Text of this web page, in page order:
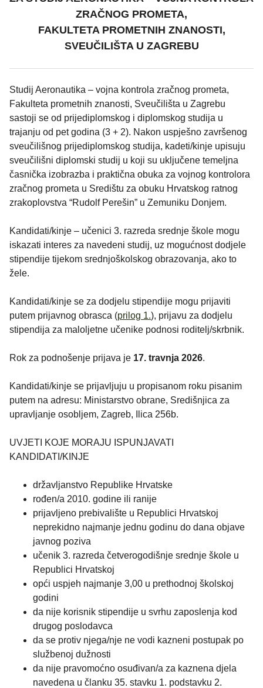
ZRAČNOG PROMETA,
FAKULTETA PROMETNIH ZNANOSTI,
SVEUČILIŠTA U ZAGREBU
Studij Aeronautika – vojna kontrola zračnog prometa,
Fakulteta prometnih znanosti, Sveučilišta u Zagrebu
sastoji se od prijediplomskog i diplomskog studija u
trajanju od pet godina (3 + 2). Nakon uspješno završenog
sveučilišnog prijediplomskog studija, kadeti/kinje upisuju
sveučilišni diplomski studij u koji su uključene temeljna
časnička izobrazba i praktična obuka za vojnog kontrolora
zračnog prometa u Središtu za obuku Hrvatskog ratnog
zrakoplovstva “Rudolf Perešin” u Zemuniku Donjem.
Kandidati/kinje – učenici 3. razreda srednje škole mogu
iskazati interes za navedeni studij, uz mogućnost dodjele
stipendije tijekom srednjoškolskog obrazovanja, ako to
žele.
Kandidati/kinje se za dodjelu stipendije mogu prijaviti
putem prijavnog obrasca (prilog 1.), prijavu za dodjelu
stipendija za maloljetne učenike podnosi roditelj/skrbnik.
Rok za podnošenje prijava je 17. travnja 2026.
Kandidati/kinje se prijavljuju u propisanom roku pisanim
putem na adresu: Ministarstvo obrane, Središnjica za
upravljanje osobljem, Zagreb, Ilica 256b.
UVJETI KOJE MORAJU ISPUNJAVATI
KANDIDATI/KINJE
državljanstvo Republike Hrvatske
rođen/a 2010. godine ili ranije
prijavljeno prebivalište u Republici Hrvatskoj
neprekidno najmanje jednu godinu do dana objave
javnog poziva
učenik 3. razreda četverogodišnje srednje škole u
Republici Hrvatskoj
opći uspjeh najmanje 3,00 u prethodnoj školskoj
godini
da nije korisnik stipendije u svrhu zaposlenja kod
drugog poslodavca
da se protiv njega/nje ne vodi kazneni postupak po
službenoj dužnosti
da nije pravomoćno osuđivan/a za kaznena djela
navedena u članku 35. stavku 1. podstavku 2.